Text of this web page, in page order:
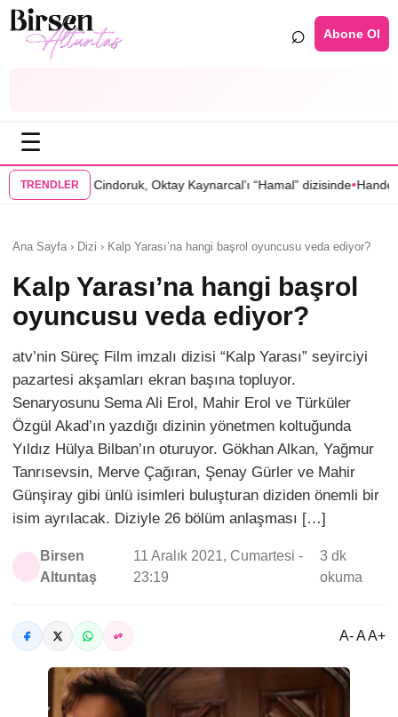
⌕ Abone Ol
☰
TRENDLEROktay Kaynarcal’ı “Hamal” dizisinde•Hande Elaman,
Ana Sayfa › Dizi › Kalp Yarası’na hangi başrol oyuncusu veda ediyor?
Kalp Yarası’na hangi başrol
oyuncusu veda ediyor?
atv’nin Süreç Film imzalı dizisi “Kalp Yarası” seyirciyi
pazartesi akşamları ekran başına topluyor.
Senaryosunu Sema Ali Erol, Mahir Erol ve Türküler
Özgül Akad’ın yazdığı dizinin yönetmen koltuğunda
Yıldız Hülya Bilban’ın oturuyor. Gökhan Alkan, Yağmur
Tanrısevsin, Merve Çağıran, Şenay Gürler ve Mahir
Günşiray gibi ünlü isimleri buluşturan diziden önemli bir
isim ayrılacak. Diziyle 26 bölüm anlaşması […]
Birsen
Altuntaş
11 Aralık 2021, Cumartesi -
23:19
3 dk
okuma
A- A A+